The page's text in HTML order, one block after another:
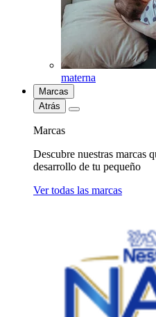
materna
Marcas
Atrás
Marcas
Descubre nuestras marcas
desarrollo de tu pequeño
Ver todas las marcas